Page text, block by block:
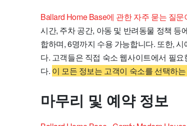
Ballard Home Base에 관한 자주 묻는 질문
시간, 주차 공간, 아동 및 반려동물 정책 등
합하며, 6명까지 수용 가능합니다. 또한,
다. 고객들은 직접 숙소 웹사이트에서 필
다. 이 모든 정보는 고객이 숙소를 선택하
마무리 및 예약 정보